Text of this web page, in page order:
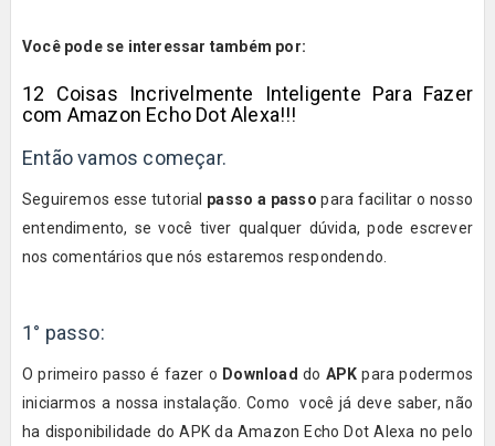
Você pode se interessar também por:
12 Coisas Incrivelmente Inteligente Para Fazer
com Amazon Echo Dot Alexa!!!
Então vamos começar.
Seguiremos esse tutorial passo a passo para facilitar o nosso
entendimento, se você tiver qualquer dúvida, pode escrever
nos comentários que nós estaremos respondendo.
1° passo:
O primeiro passo é fazer o Download do APKpara podermos
iniciarmos a nossa instalação. Como você já deve saber, não
ha disponibilidade do APK da Amazon Echo Dot Alexa no pelo